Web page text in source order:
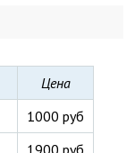
Цена
1000 руб
1900 руб